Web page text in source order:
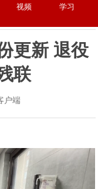
视频
学习
更新 退役
联
户端